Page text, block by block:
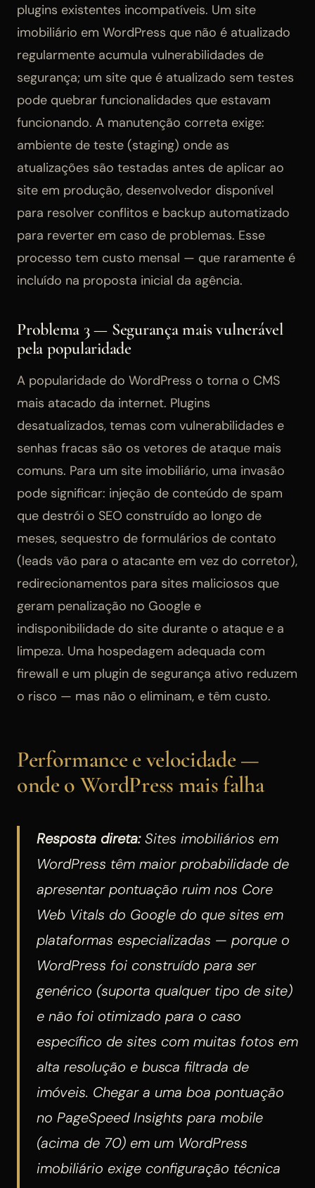
plugins existentes incompatíveis. Um site
imobiliário em WordPress que não é atualizado
regularmente acumula vulnerabilidades de
segurança; um site que é atualizado sem testes
pode quebrar funcionalidades que estavam
funcionando. A manutenção correta exige:
ambiente de teste (staging) onde as
atualizações são testadas antes de aplicar ao
site em produção, desenvolvedor disponível
para resolver conflitos e backup automatizado
para reverter em caso de problemas. Esse
processo tem custo mensal — que raramente é
incluído na proposta inicial da agência.
Problema 3 — Segurança mais vulnerável
pela popularidade
A popularidade do WordPress o torna o CMS
mais atacado da internet. Plugins
desatualizados, temas com vulnerabilidades e
senhas fracas são os vetores de ataque mais
comuns. Para um site imobiliário, uma invasão
pode significar: injeção de conteúdo de spam
que destrói o SEO construído ao longo de
meses, sequestro de formulários de contato
(leads vão para o atacante em vez do corretor),
redirecionamentos para sites maliciosos que
geram penalização no Google e
indisponibilidade do site durante o ataque e a
limpeza. Uma hospedagem adequada com
firewall e um plugin de segurança ativo reduzem
o risco — mas não o eliminam, e têm custo.
Performance e velocidade —
onde o WordPress mais falha
Resposta direta:Sites imobiliários em
WordPress têm maior probabilidade de
apresentar pontuação ruim nos Core
Web Vitals do Google do que sites em
plataformas especializadas — porque o
WordPress foi construído para ser
genérico (suporta qualquer tipo de site)
e não foi otimizado para o caso
específico de sites com muitas fotos em
alta resolução e busca filtrada de
imóveis. Chegar a uma boa pontuação
no PageSpeed Insights para mobile
(acima de 70) em um WordPress
imobiliário exige configuração técnica